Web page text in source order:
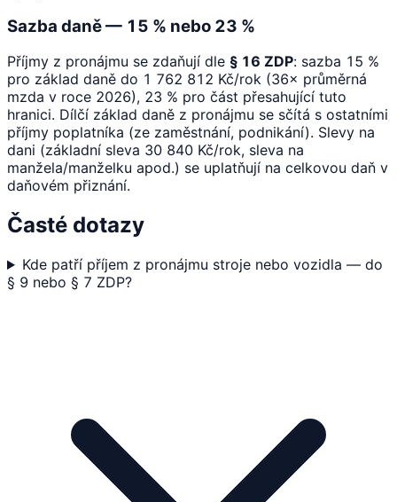
Sazba daně — 15 % nebo 23 %
Příjmy z pronájmu se zdaňují dle § 16 ZDP: sazba 15 %
pro základ daně do 1 762 812 Kč/rok (36× průměrná
mzda v roce 2026), 23 % pro část přesahující tuto
hranici. Dílčí základ daně z pronájmu se sčítá s ostatními
příjmy poplatníka (ze zaměstnání, podnikání). Slevy na
dani (základní sleva 30 840 Kč/rok, sleva na
manžela/manželku apod.) se uplatňují na celkovou daň v
daňovém přiznání.
Časté dotazy
Kde patří příjem z pronájmu stroje nebo vozidla — do
§ 9 nebo § 7 ZDP?